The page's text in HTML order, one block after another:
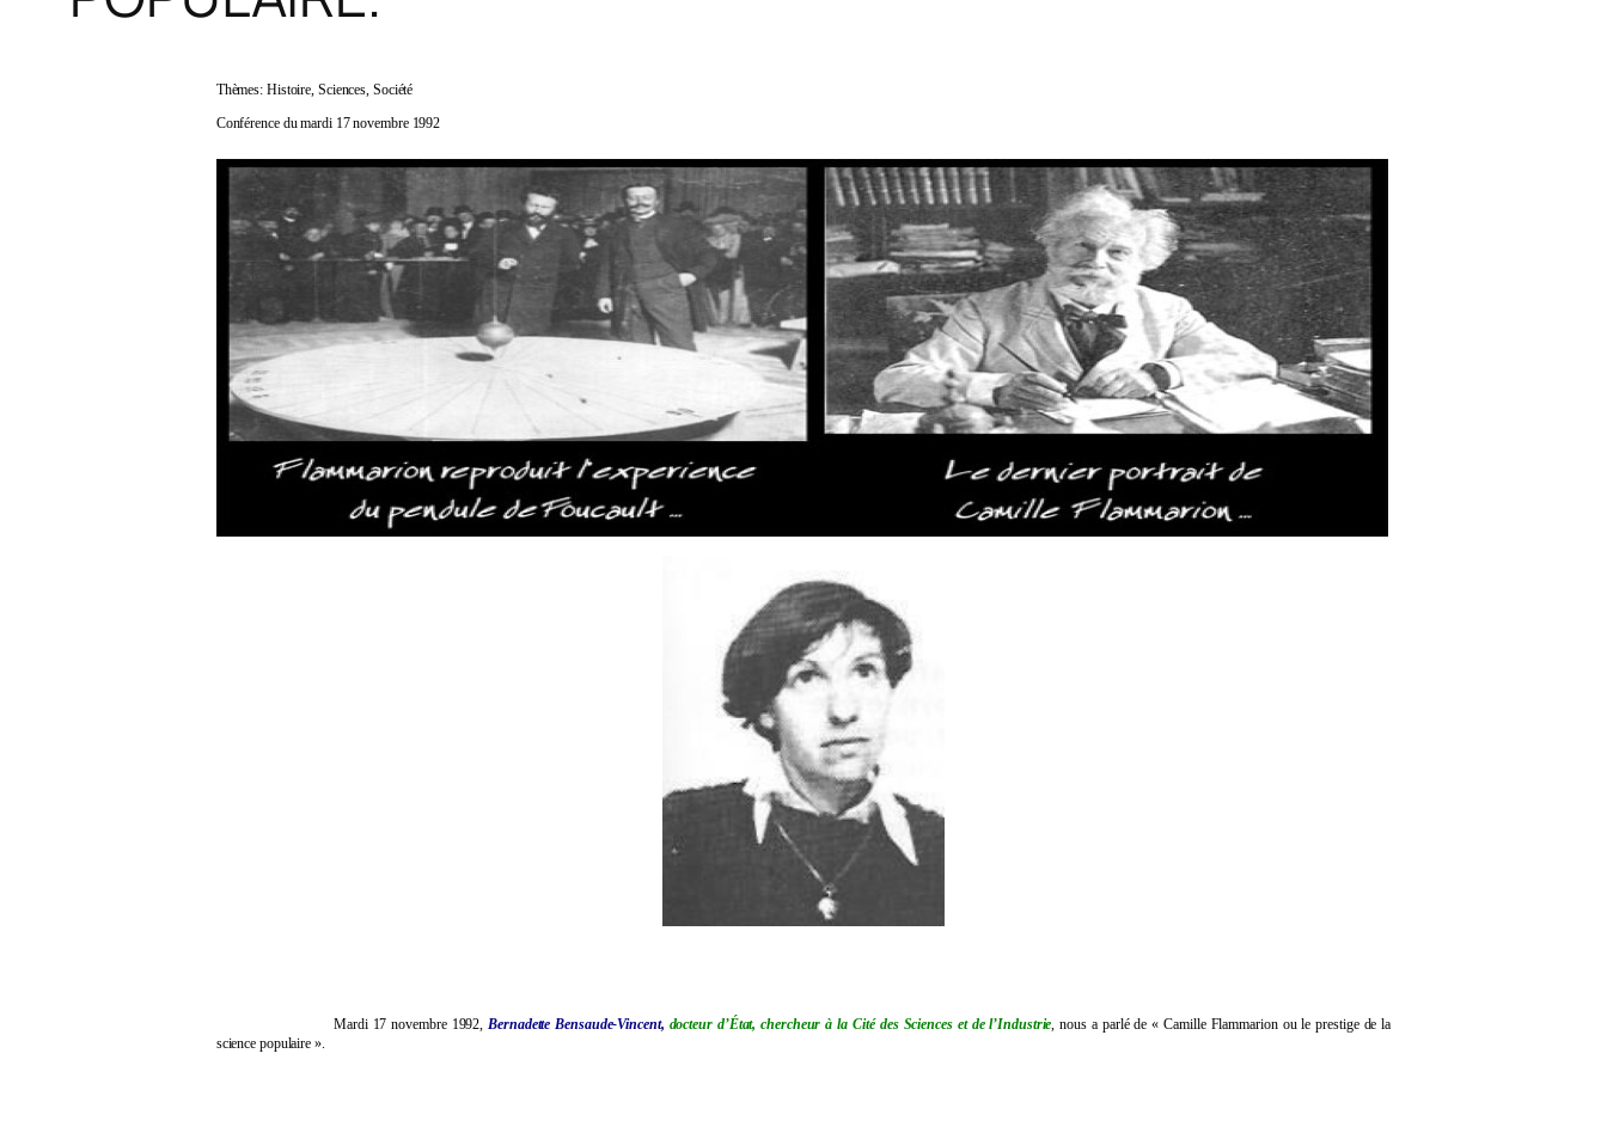
Thèmes: Histoire, Sciences, Société
Conférence du mardi 17 novembre 1992
Mardi 17 novembre 1992,Bernadette Bensaude-Vincent, docteur d’État, chercheur à la Cité des Sciences et de l’Industrie, nous a parlé de « Camille Flammarion ou le prestige de la
science populaire ».